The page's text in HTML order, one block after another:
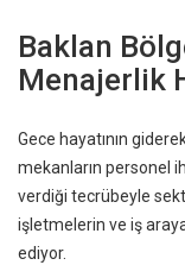
Baklan
Menajerlik
Gece hayatının giderek
mekanların personel
verdiği tecrübeyle
işletmelerin ve iş
ediyor.